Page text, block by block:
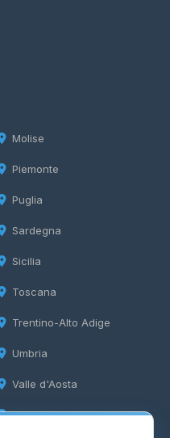
Molise
Piemonte
Puglia
Sardegna
Sicilia
Toscana
Trentino-Alto Adige
Umbria
Valle d'Aosta
Veneto